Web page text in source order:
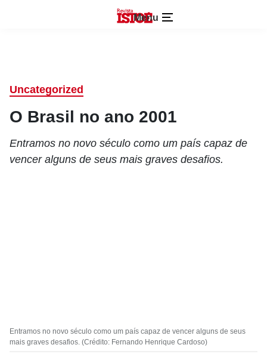
Menu
Uncategorized
O Brasil no ano 2001
Entramos no novo século como um país capaz de
vencer alguns de seus mais graves desafios.
Entramos no novo século como um país capaz de vencer alguns de seus
mais graves desafios. (Crédito: Fernando Henrique Cardoso)